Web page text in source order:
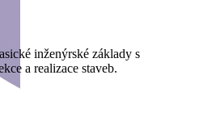
inženýrské základy s
a realizace staveb.